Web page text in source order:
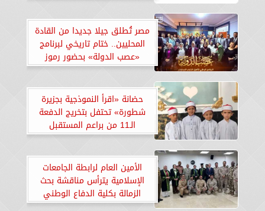
مصر تُطلق جيلا جديدا من القادة
المحليين.. ختام تاريخي لبرنامج
«عصب الدولة» بحضور رموز
دبلوماسية وقضائية رفيعة
حضانة «اقرأ النموذجية بجزيرة
شطورة» تحتفل بتخريج الدفعة
الـ11 من براعم المستقبل
الأمين العام لرابطة الجامعات
الإسلامية يترأس مناقشة بحث
الزمالة بكلية الدفاع الوطني